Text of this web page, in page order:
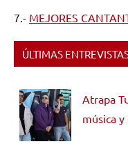
7.- MEJORES
ÚLTIMAS
Atrapa
música